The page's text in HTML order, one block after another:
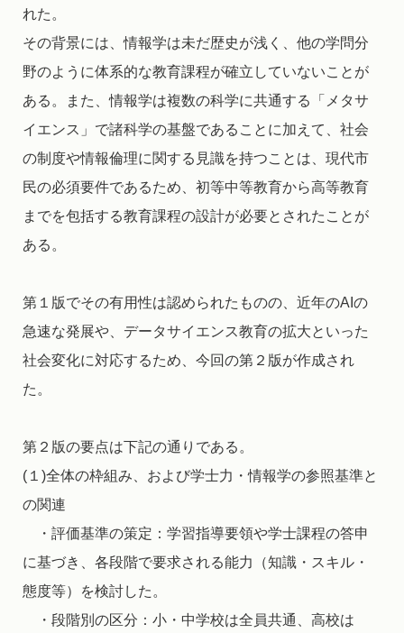
れた。
その背景には、情報学は未だ歴史が浅く、他の学問分
野のように体系的な教育課程が確立していないことが
ある。また、情報学は複数の科学に共通する「メタサ
イエンス」で諸科学の基盤であることに加えて、社会
の制度や情報倫理に関する見識を持つことは、現代市
民の必須要件であるため、初等中等教育から高等教育
までを包括する教育課程の設計が必要とされたことが
ある。
第１版でその有用性は認められたものの、近年のAIの
急速な発展や、データサイエンス教育の拡大といった
社会変化に対応するため、今回の第２版が作成され
た。
第２版の要点は下記の通りである。
(１)全体の枠組み、および学士力・情報学の参照基準と
の関連
・評価基準の策定：学習指導要領や学士課程の答申
に基づき、各段階で要求される能力（知識・スキル・
態度等）を検討した。
・段階別の区分：小・中学校は全員共通、高校は